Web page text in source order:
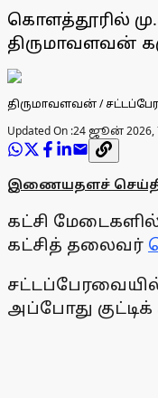
கொளத்தூரில்
திருமாவளவன்
திருமாவளவன் /
Updated On :24 ஜூன் 2026,
இணையதளச் செய்திப்
கட்சி
கட்சித் தலைவர்
அப்போது